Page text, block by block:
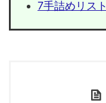
7手詰めリスト